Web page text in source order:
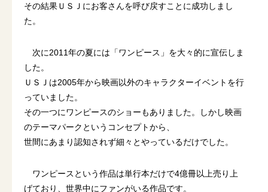
その結果ＵＳＪにお客さんを呼び戻すことに成功しまし
た。
次に2011年の夏には「ワンピース」を大々的に宣伝しま
した。
ＵＳＪは2005年から映画以外のキャラクターイベントを行
っていました。
その一つにワンピースのショーもありました。しかし映画
のテーマパークというコンセプトから、
世間にあまり認知されず細々とやっているだけでした。
ワンピースという作品は単行本だけで4億冊以上売り上
げており、世界中にファンがいる作品です。